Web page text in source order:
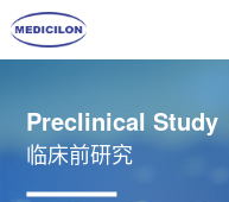
Preclinical Study
临床前研究